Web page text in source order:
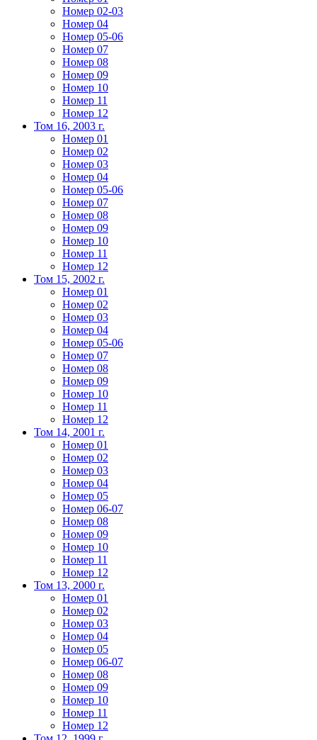
Номер 02-03
Номер 04
Номер 05-06
Номер 07
Номер 08
Номер 09
Номер 10
Номер 11
Номер 12
Том 16, 2003 г.
Номер 01
Номер 02
Номер 03
Номер 04
Номер 05-06
Номер 07
Номер 08
Номер 09
Номер 10
Номер 11
Номер 12
Том 15, 2002 г.
Номер 01
Номер 02
Номер 03
Номер 04
Номер 05-06
Номер 07
Номер 08
Номер 09
Номер 10
Номер 11
Номер 12
Том 14, 2001 г.
Номер 01
Номер 02
Номер 03
Номер 04
Номер 05
Номер 06-07
Номер 08
Номер 09
Номер 10
Номер 11
Номер 12
Том 13, 2000 г.
Номер 01
Номер 02
Номер 03
Номер 04
Номер 05
Номер 06-07
Номер 08
Номер 09
Номер 10
Номер 11
Номер 12